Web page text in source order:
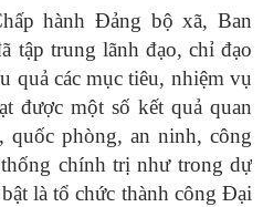
hành Đảng bộ xã, Ban
tập trung lãnh đạo, chỉ đạo
quả các mục tiêu, nhiệm vụ
được một số kết quả quan
phòng, an ninh, công
chính trị như trong dự
là tổ chức thành công Đại